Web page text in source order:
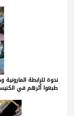
ندوة للرابطة
طبعوا أثرهم في